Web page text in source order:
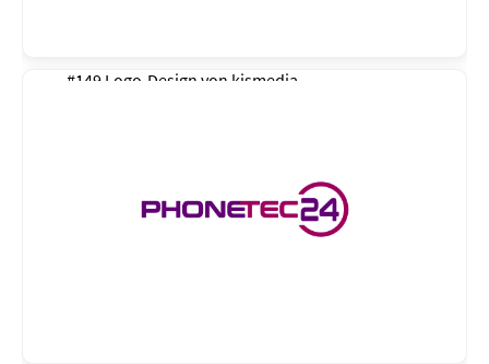
#149 Logo-Design von kismedia